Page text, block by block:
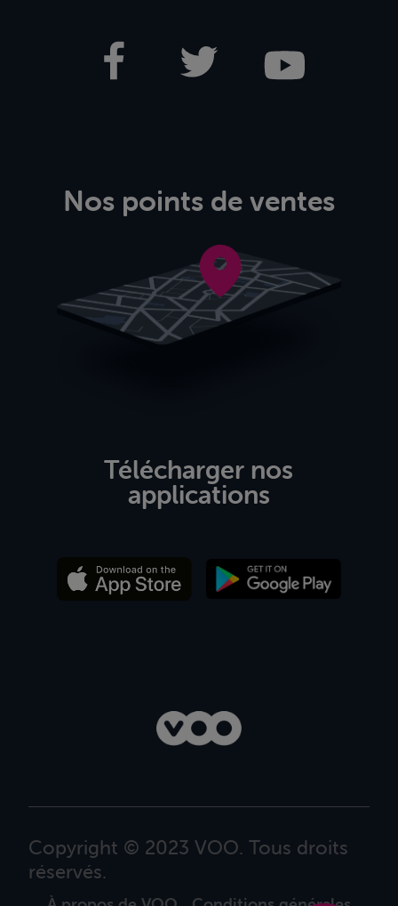
Nos points de ventes
Télécharger nos
applications
Copyright © 2023 VOO. Tous droits
réservés.